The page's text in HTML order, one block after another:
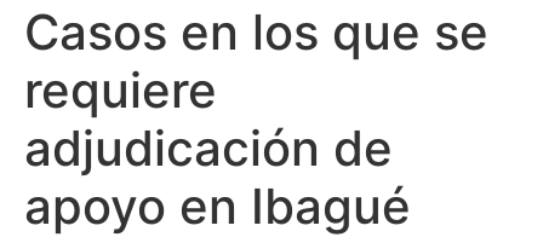
Casos en los que se
requiere
adjudicación de
apoyo en Ibagué